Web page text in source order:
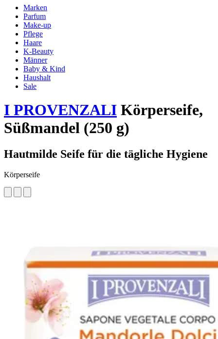
Marken
Parfum
Make-up
Pflege
Haare
K-Beauty
Männer
Baby & Kind
Haushalt
Sale
I PROVENZALI Körperseife,
Süßmandel (250 g)
Hautmilde Seife für die tägliche Hygiene
Körperseife